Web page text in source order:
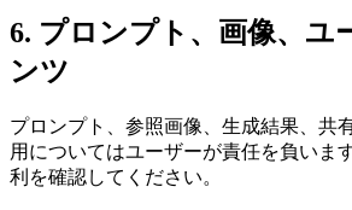
6. プロンプト、画像、ユ
ンツ
プロンプト、参照画像、生成結果、共
用についてはユーザーが責任を負いま
利を確認してください。